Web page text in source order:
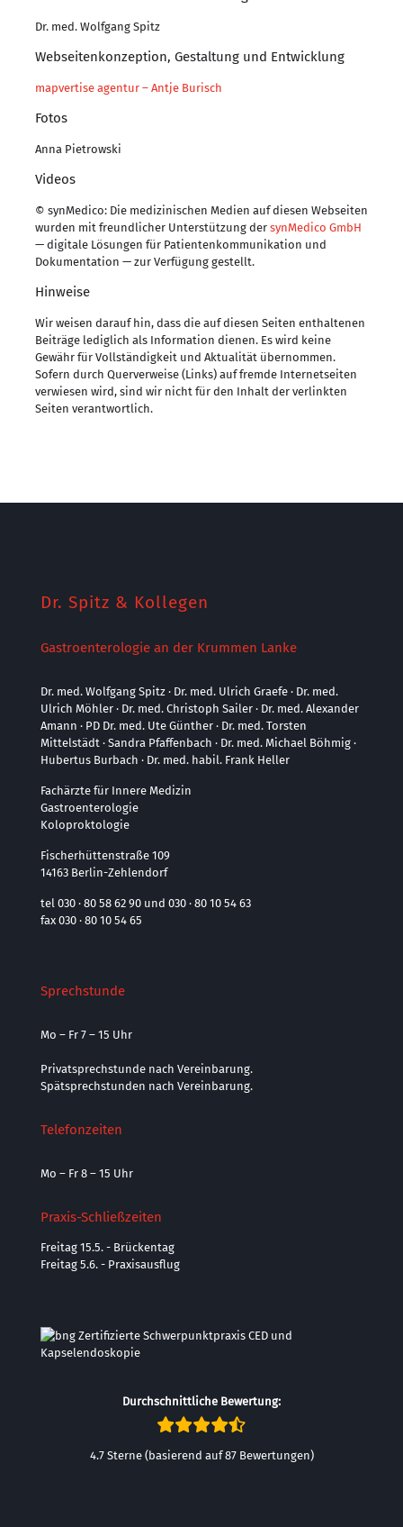
Dr. med. Wolfgang Spitz
Webseitenkonzeption, Gestaltung und Entwicklung
mapvertise agentur – Antje Burisch
Fotos
Anna Pietrowski
Videos
© synMedico: Die medizinischen Medien auf diesen Webseiten
wurden mit freundlicher Unterstützung der synMedico GmbH
— digitale Lösungen für Patientenkommunikation und
Dokumentation — zur Verfügung gestellt.
Hinweise
Wir weisen darauf hin, dass die auf diesen Seiten enthaltenen
Beiträge lediglich als Information dienen. Es wird keine
Gewähr für Vollständigkeit und Aktualität übernommen.
Sofern durch Querverweise (Links) auf fremde Internetseiten
verwiesen wird, sind wir nicht für den Inhalt der verlinkten
Seiten verantwortlich.
Dr. Spitz & Kollegen
Gastroenterologie an der Krummen Lanke
Dr. med. Wolfgang Spitz · Dr. med. Ulrich Graefe · Dr. med.
Ulrich Möhler · Dr. med. Christoph Sailer · Dr. med. Alexander
Amann · PD Dr. med. Ute Günther · Dr. med. Torsten
Mittelstädt · Sandra Pfaffenbach · Dr. med. Michael Böhmig ·
Hubertus Burbach · Dr. med. habil. Frank Heller
Fachärzte für Innere Medizin
Gastroenterologie
Koloproktologie
Fischerhüttenstraße 109
14163 Berlin-Zehlendorf
tel 030 · 80 58 62 90 und 030 · 80 10 54 63
fax 030 · 80 10 54 65
Sprechstunde
Mo – Fr 7 – 15 Uhr
Privatsprechstunde nach Vereinbarung.
Spätsprechstunden nach Vereinbarung.
Telefonzeiten
Mo – Fr 8 – 15 Uhr
Praxis-Schließzeiten
Freitag 15.5. - Brückentag
Freitag 5.6. - Praxisausflug
Durchschnittliche Bewertung:
4.7 Sterne (basierend auf 87 Bewertungen)